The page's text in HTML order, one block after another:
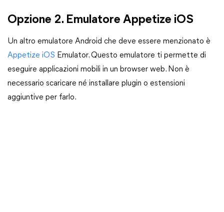
Opzione 2. Emulatore Appetize iOS
Un altro emulatore Android che deve essere menzionato è
Appetize iOS Emulator. Questo emulatore ti permette di
eseguire applicazioni mobili in un browser web. Non è
necessario scaricare né installare plugin o estensioni
aggiuntive per farlo.